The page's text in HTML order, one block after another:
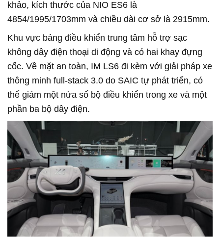
khảo, kích thước của NIO ES6 là
4854/1995/1703mm và chiều dài cơ sở là 2915mm.
Khu vực bảng điều khiển trung tâm hỗ trợ sạc
không dây điện thoại di động và có hai khay đựng
cốc. Về mặt an toàn, IM LS6 đi kèm với giải pháp xe
thông minh full-stack 3.0 do SAIC tự phát triển, có
thể giảm một nửa số bộ điều khiển trong xe và một
phần ba bộ dây điện.